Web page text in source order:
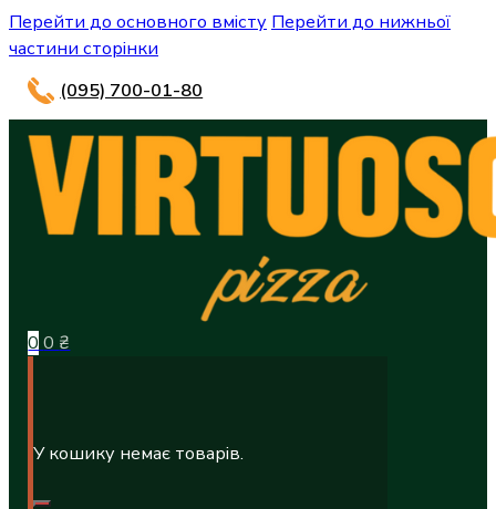
Перейти до основного вмісту Перейти до нижньої
частини сторінки
(095) 700-01-80
0 0 ₴
У кошику немає товарів.